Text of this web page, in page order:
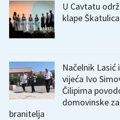
U Cavtatu
klape Škatulica
Načelnik
vijeća Ivo
Čilipima
domovinske
branitelja